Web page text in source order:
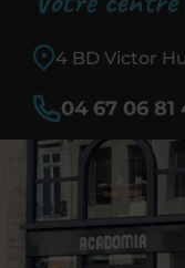
4 BD Victor
04 67 06 81